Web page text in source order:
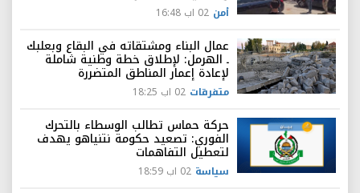
أمن 02 اب 16:48
عمال البناء ومشتقاته في البقاع وبعلبك
ـ الهرمل: لإطلاق خطة وطنية شاملة
لإعادة إعمار المناطق المتضررة
متفرقات 02 اب 18:25
حركة حماس تطالب الوسطاء بالتحرك
الفوري: تصعيد حكومة نتنياهو يهدف
لتعطيل التفاهمات
سياسة 02 اب 18:59